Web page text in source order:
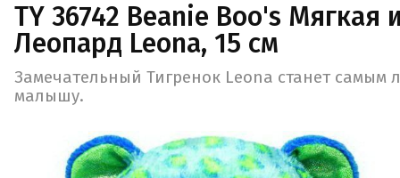
TY 36742 Beanie Boo's Мягкая
Леопард Leona, 15 см
Замечательный Тигренок Leona станет самым
малышу.